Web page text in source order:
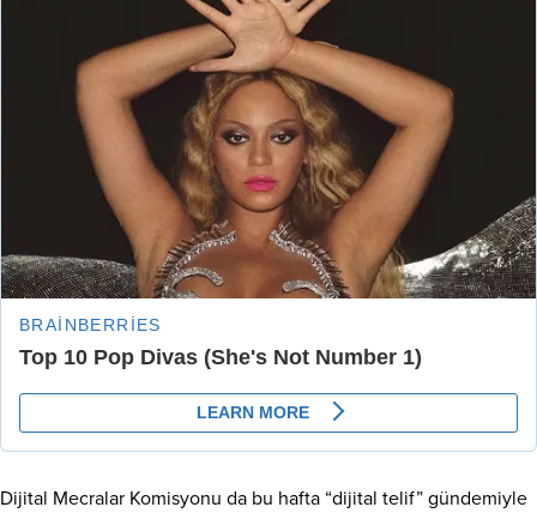
Dijital Mecralar Komisyonu da bu hafta “dijital telif” gündemiyle